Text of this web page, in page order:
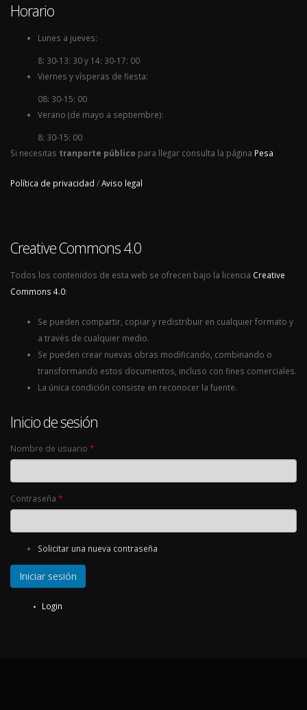
Horario
Lunes a jueves:
8: 30-13: 30 y 14: 30-17: 00
Viernes y vísperas de fiesta:
08: 30-15: 00
Verano (de mayo a septiembre):
8: 30-15: 00
Si necesitas tranporte público para llegar consulta la página Pesa
Política de privacidad /Aviso legal
Creative Commons 4.0
Todos los contenidos de esta web se ofrecen bajo la licencia Creative
Commons 4.0:
Se pueden compartir, copiar y redistribuir en cualquier formato y
a través de cualquier medio.
Se pueden crear nuevas obras modificando, combinando o
transformando estos documentos, incluso con fines comerciales.
La única condición consiste en reconocer la fuente.
Inicio de sesión
Nombre de usuario *
Contraseña *
Solicitar una nueva contraseña
Login